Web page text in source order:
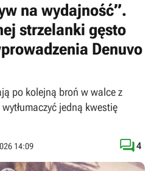
na wydajność”.
strzelanki gęsto
Denuvo
po kolejną broń w walce z
jedną kwestię
14:09 4